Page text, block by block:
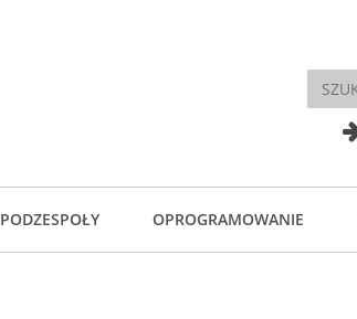
PODZESPOŁY OPROGRAMOWANIE